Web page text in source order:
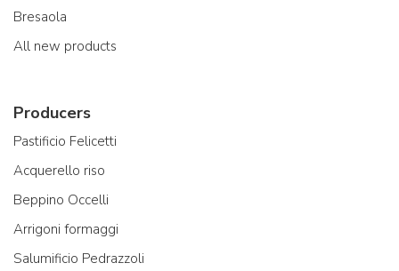
Bresaola
All new products
Producers
Pastificio Felicetti
Acquerello riso
Beppino Occelli
Arrigoni formaggi
Salumificio Pedrazzoli